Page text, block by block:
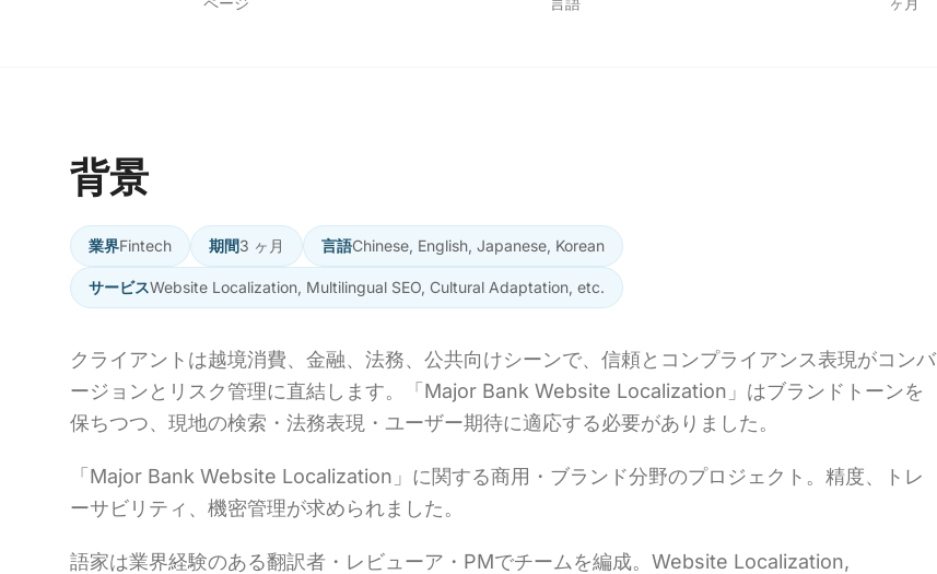
背景
業界Fintech 期間3 ヶ月 言語Chinese, English, Japanese, Korean
サービスWebsite Localization, Multilingual SEO, Cultural Adaptation, etc.
クライアントは越境消費、金融、法務、公共向けシーンで、信頼とコンプライアンス表現がコンバ
ージョンとリスク管理に直結します。「Major Bank Website Localization」はブランドトーンを
保ちつつ、現地の検索・法務表現・ユーザー期待に適応する必要がありました。
「Major Bank Website Localization」に関する商用・ブランド分野のプロジェクト。精度、トレ
ーサビリティ、機密管理が求められました。
語家は業界経験のある翻訳者・レビューア・PMでチームを編成。Website Localization,